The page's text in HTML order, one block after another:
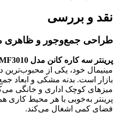
نقد و بررسی
طراحی جمع‌وجور و ظاهری
پرینتر سه کاره کانن مدل I-SENSYS MF3010
مینیمال خود، یکی از محبوب‌ترین
بازار است. بدنه مشکی و ابعاد
میزهای کوچک اداری و خانگی
پرینتر به‌خوبی با هر محیط
فضای کمی اشغال می‌کند.